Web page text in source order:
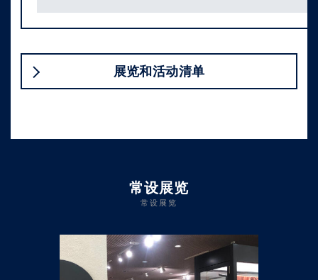
展览和活动清单
常设展览
常设展览